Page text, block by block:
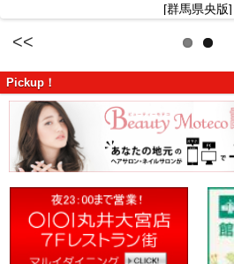
[群馬県央版]
Pickup！